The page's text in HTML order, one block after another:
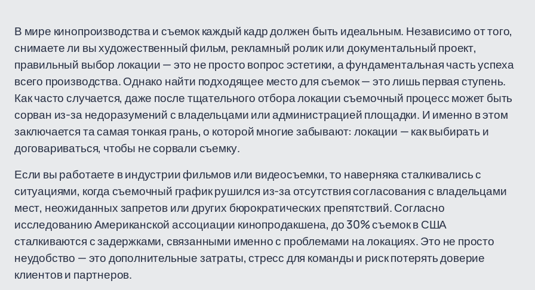
В мире кинопроизводства и съемок каждый кадр должен быть идеальным. Независимо от того,
снимаете ли вы художественный фильм, рекламный ролик или документальный проект,
правильный выбор локации — это не просто вопрос эстетики, а фундаментальная часть успеха
всего производства. Однако найти подходящее место для съемок — это лишь первая ступень.
Как часто случается, даже после тщательного отбора локации съемочный процесс может быть
сорван из-за недоразумений с владельцами или администрацией площадки. И именно в этом
заключается та самая тонкая грань, о которой многие забывают: локации — как выбирать и
договариваться, чтобы не сорвали съемку.
Если вы работаете в индустрии фильмов или видеосъемки, то наверняка сталкивались с
ситуациями, когда съемочный график рушился из-за отсутствия согласования с владельцами
мест, неожиданных запретов или других бюрократических препятствий. Согласно
исследованию Американской ассоциации кинопродакшена, до 30% съемок в США
сталкиваются с задержками, связанными именно с проблемами на локациях. Это не просто
неудобство — это дополнительные затраты, стресс для команды и риск потерять доверие
клиентов и партнеров.